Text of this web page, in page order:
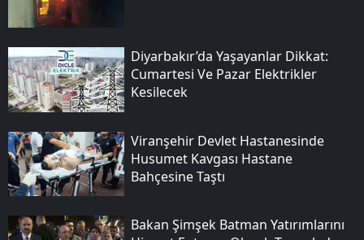
Diyarbakır’da Yaşayanlar Dikkat:
Cumartesi Ve Pazar Elektrikler
Kesilecek
Viranşehir Devlet Hastanesinde
Husumet Kavgası Hastane
Bahçesine Taştı
Bakan Şimşek Batman Yatırımlarını